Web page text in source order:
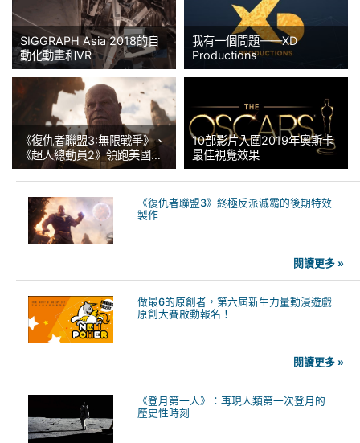
SIGGRAPH Asia 2018的自
動化動畫和VR
《復仇者聯盟3:無限戰爭》、
《超人總動員2》領跑美國視
效工會獎（VES）提名
我有一個問題——XD
Productions
10部影片入圍2019年奧斯卡
最佳視覺效果
《復仇者聯盟3》終極反派滅霸的後期特效
製作
閱讀更多 »
做最6的原創者，第六屆新生力量動漫遊戲
原創大賽啟動報名！
閱讀更多 »
《登月第一人》：再現人類第一次登月的
歷史性時刻